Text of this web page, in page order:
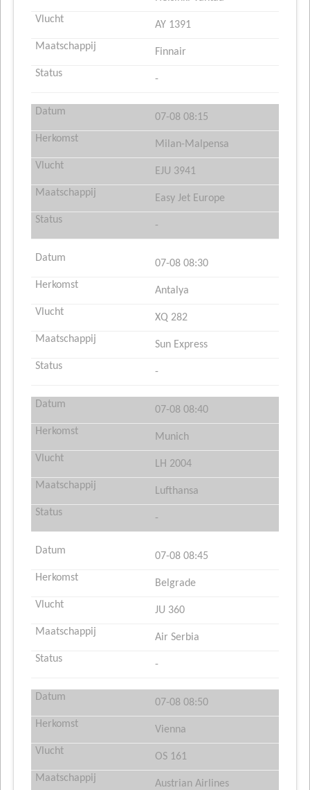
AY 1391
Finnair
-
07-08 08:15
Milan-Malpensa
EJU 3941
Easy Jet Europe
-
07-08 08:30
Antalya
XQ 282
Sun Express
-
07-08 08:40
Munich
LH 2004
Lufthansa
-
07-08 08:45
Belgrade
JU 360
Air Serbia
-
07-08 08:50
Vienna
OS 161
Austrian Airlines